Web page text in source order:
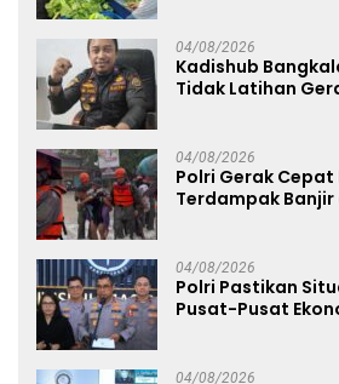
04/08/2026
Kadishub
Tidak Latihan
04/08/2026
Polri Gerak Cepat
Terdampak Banjir
04/08/2026
Polri Pastikan
Pusat-Pusat
04/08/2026